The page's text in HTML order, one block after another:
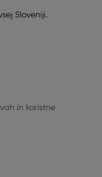
Sloveniji.
in koristne